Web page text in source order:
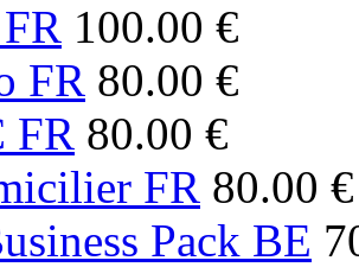
100.00 €
FR 80.00 €
FR 80.00 €
FR 80.00 €
Pack BE